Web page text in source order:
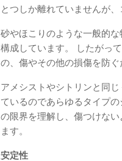
とつしか離れていませんが
砂やほこりのような一般的
構成しています。 したがっ
の、傷やその他の損傷を防
アメシストやシトリンと同
ているのであらゆるタイプ
の限界を理解し、傷つけな
ます。
安定性